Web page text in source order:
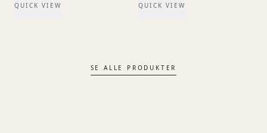
QUICK VIEW QUICK VIEW
SE ALLE PRODUKTER